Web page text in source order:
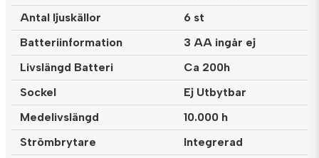
Antal ljuskällor
6 st
Batteriinformation
3 AA ingår ej
Livslängd Batteri
Ca 200h
Sockel
Ej Utbytbar
Medelivslängd
10.000 h
Strömbrytare
Integrerad